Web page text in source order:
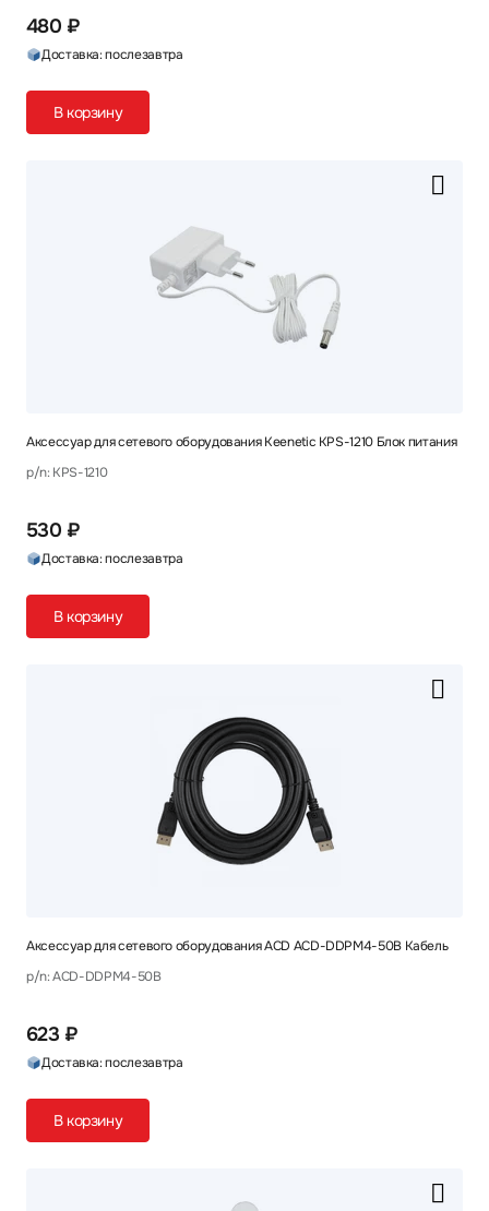
480 ₽
Доставка: послезавтра
В корзину
Аксессуар для сетевого оборудования Keenetic KPS-1210 Блок питания
p/n: KPS-1210
530 ₽
Доставка: послезавтра
В корзину
Аксессуар для сетевого оборудования ACD ACD-DDPM4-50B Кабель
p/n: ACD-DDPM4-50B
623 ₽
Доставка: послезавтра
В корзину